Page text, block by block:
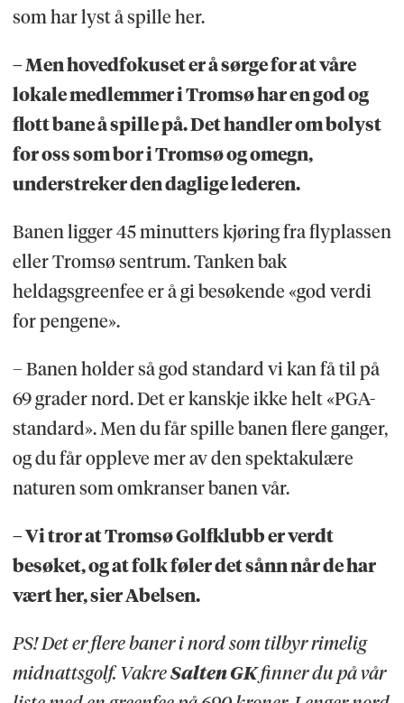
som har lyst å spille her.
– Men hovedfokuset er å sørge for at våre
lokale medlemmer i Tromsø har en god og
flott bane å spille på. Det handler om bolyst
for oss som bor i Tromsø og omegn,
understreker den daglige lederen.
Banen ligger 45 minutters kjøring fra flyplassen
eller Tromsø sentrum. Tanken bak
heldagsgreenfee er å gi besøkende «god verdi
for pengene».
– Banen holder så god standard vi kan få til på
69 grader nord. Det er kanskje ikke helt «PGA-
standard». Men du får spille banen flere ganger,
og du får oppleve mer av den spektakulære
naturen som omkranser banen vår.
– Vi tror at Tromsø Golfklubb er verdt
besøket, og at folk føler det sånn når de har
vært her, sier Abelsen.
PS! Det er flere baner i nord som tilbyr rimelig
midnattsgolf. VakreSalten GKfinner du på vår